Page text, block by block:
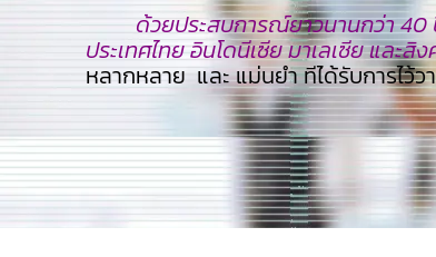
ด้วยประสบการณ์ยาวนานกว่า
ประเทศไทย อินโดนีเซีย มาเลเซีย และสิ
หลากหลาย และ แม่นยำ ทีไ่ด้รับการไว้ว